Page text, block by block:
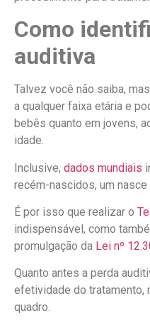
Como
auditiva
Talvez você não saiba,
a qualquer faixa etária e
bebês quanto em jovens,
idade.
Inclusive, dados mundiais
recém-nascidos, um
É por isso que realizar o
indispensável, como
promulgação da Lei nº
Quanto antes a perda
efetividade do tratamento,
quadro.